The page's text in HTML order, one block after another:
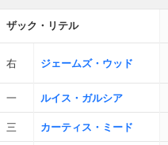
ザック・リテル
右 ジェームズ・ウッド
一 ルイス・ガルシア
三 カーティス・ミード